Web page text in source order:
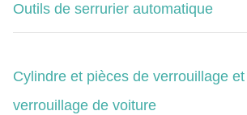
Outils de serrurier automatique
Cylindre et pièces de verrouillage
verrouillage de voiture